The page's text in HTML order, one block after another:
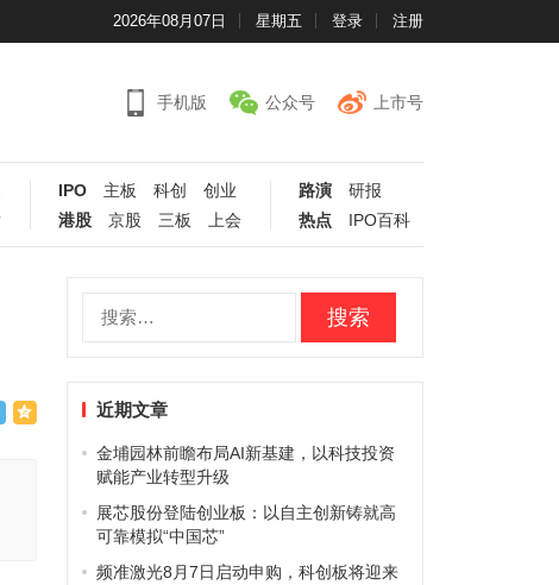
2026年08月07日 星期五 登录 注册
手机版 公众号 上市号
IPO 主板 科创
创业
港股
京股 三板 上会
路演
研报
热点
IPO百科
近期文章
金埔园林前瞻布局AI新基建，以科技投资
赋能产业转型升级
展芯股份登陆创业板：以自主创新铸就高
可靠模拟“中国芯”
频准激光8月7日启动申购，科创板将迎来